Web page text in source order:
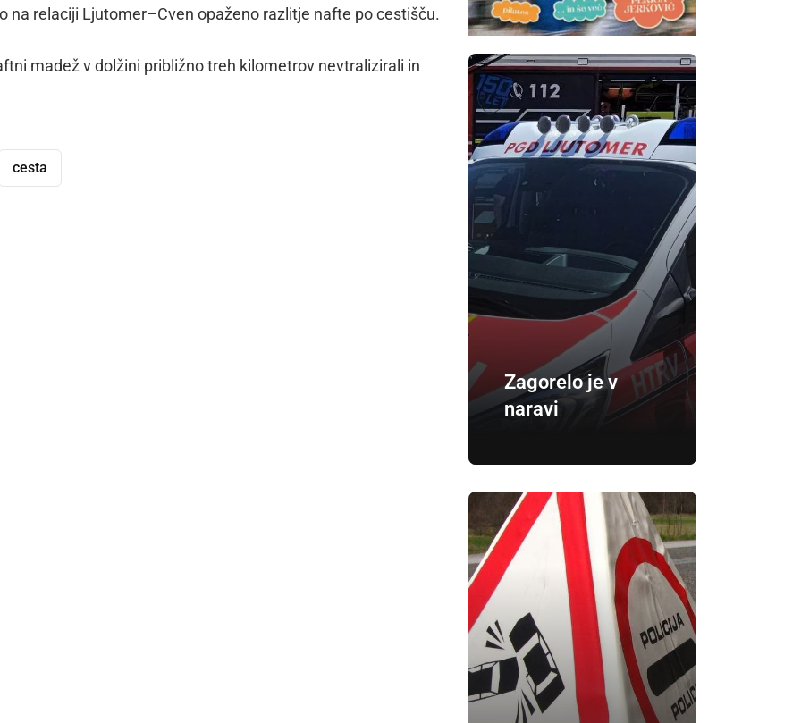
na relaciji Ljutomer–Cven opaženo razlitje nafte po cestišču.
madež v dolžini približno treh kilometrov nevtralizirali in
cesta
Zagorelo je v
naravi